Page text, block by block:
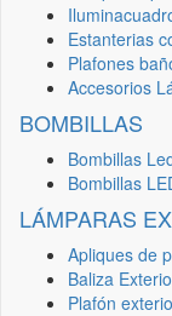
Estanterias
Plafones
Accesorios
BOMBILLAS
Bombillas
Bombillas
LÁMPARAS
Apliques de
Baliza
Plafón